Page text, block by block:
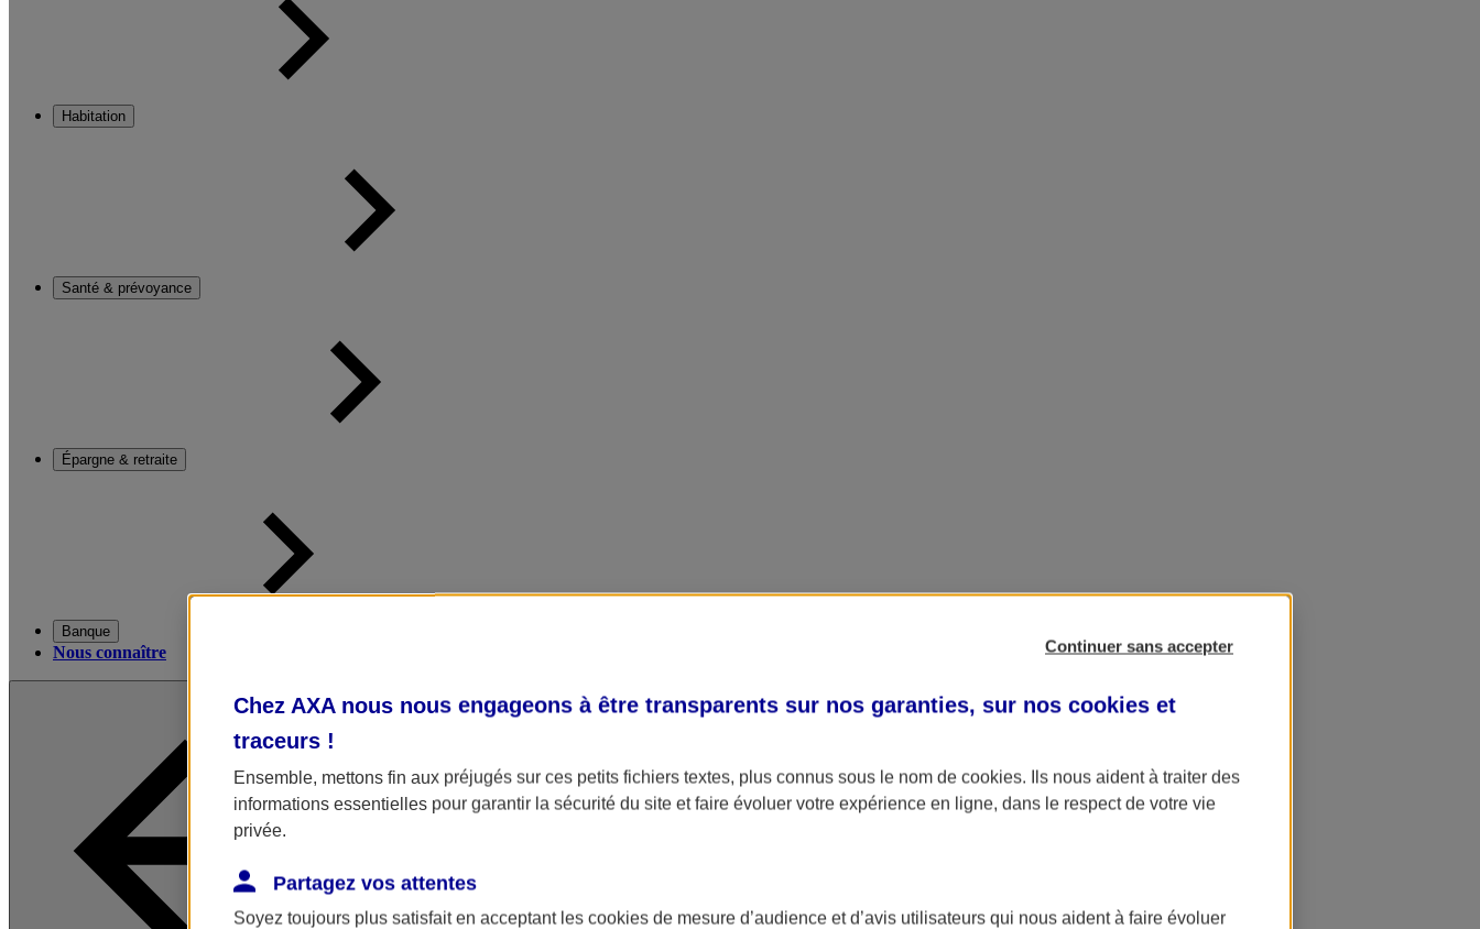
Habitation
Santé & prévoyance
Épargne & retraite
Banque
Nous connaître Continuer sans accepter
Chez AXA nous nous engageons à être transparents sur nos garanties, sur nos cookies et
traceurs !
Ensemble, mettons fin aux préjugés sur ces petits fichiers textes, plus connus sous le nom de cookies. Ils nous aident à traiter des
informations essentielles pour garantir la sécurité du site et faire évoluer votre expérience en ligne, dans le respect de votre vie
privée.
Partagez vos attentes
Soyez toujours plus satisfait en acceptant les cookies de mesure d’audience et d’avis utilisateurs qui nous aident à faire évoluer